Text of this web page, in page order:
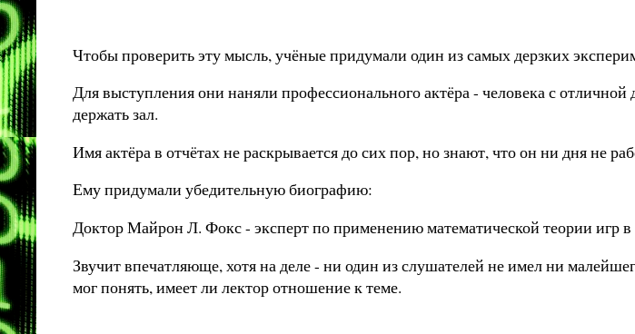
Чтобы проверить эту мысль, учёные придумали один из самых дерзких
Для выступления они наняли профессионального актёра - человека с
держать зал.
Имя актёра в отчётах не раскрывается до сих пор, но знают, что он ни дня не
Ему придумали убедительную биографию:
Доктор Майрон Л. Фокс - эксперт по применению математической теории игр
Звучит впечатляюще, хотя на деле - ни один из слушателей не имел ни
мог понять, имеет ли лектор отношение к теме.